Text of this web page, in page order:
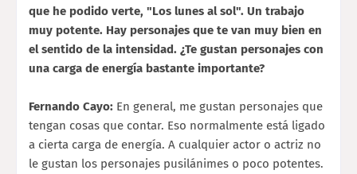
que he podido verte, "Los lunes al sol". Un trabajo
muy potente. Hay personajes que te van muy bien en
el sentido de la intensidad. ¿Te gustan personajes con
una carga de energía bastante importante?
Fernando Cayo: En general, me gustan personajes que
tengan cosas que contar. Eso normalmente está ligado
a cierta carga de energía. A cualquier actor o actriz no
le gustan los personajes pusilánimes o poco potentes.